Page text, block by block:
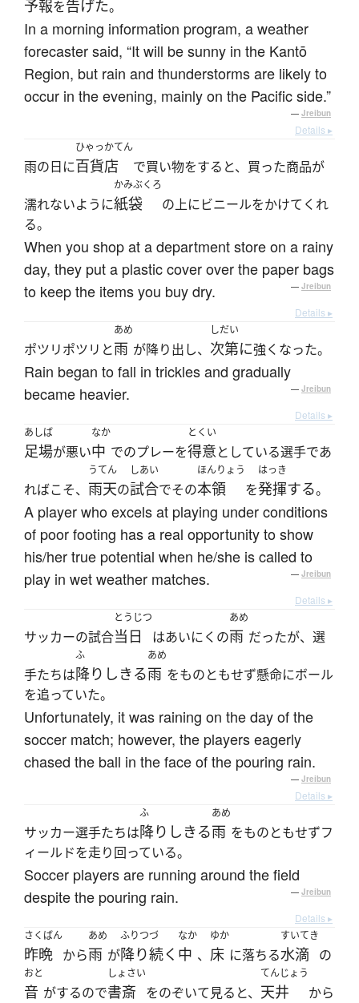
予報を告げた。
In a morning information program, a weather
forecaster said, “It will be sunny in the Kantō
Region, but rain and thunderstorms are likely to
occur in the evening, mainly on the Pacific side.”
— Jreibun
Details ▸
雨の日に
ひゃっかてん
百貨店 で買い物をすると、買った商品が
濡れないように
かみぶくろ
紙袋
の上にビニールをかけてくれ
る。
When you shop at a department store on a rainy
day, they put a plastic cover over the paper bags
to keep the items you buy dry.
— Jreibun
Details ▸
ポツリポツリと
あめ
雨 が降り出し、
しだい
次第に強くなった。
Rain began to fall in trickles and gradually
became heavier.
— Jreibun
Details ▸
あしば
足場が悪い
なか
中 でのプレーを
とくい
得意としている選手であ
ればこそ、
うてん
雨天の
しあい
試合でその
ほんりょう
本領 を
はっき
発揮する。
A player who excels at playing under conditions
of poor footing has a real opportunity to show
his/her true potential when he/she is called to
play in wet weather matches.
— Jreibun
Details ▸
サッカーの試合
とうじつ
当日 はあいにくの
あめ
雨 だったが、選
手たちは
ふ
降りしきる
あめ
雨 をものともせず懸命にボール
を追っていた。
Unfortunately, it was raining on the day of the
soccer match; however, the players eagerly
chased the ball in the face of the pouring rain.
— Jreibun
Details ▸
サッカー選手たちは
ふ
降りしきる
あめ
雨 をものともせずフ
ィールドを走り回っている。
Soccer players are running around the field
despite the pouring rain.
— Jreibun
Details ▸
さくばん
昨晩 から
あめ
雨 が
ふりつづ
降り続く
なか
中 、
ゆか
床 に落ちる
すいてき
水滴 の
おと
音 がするので
しょさい
書斎 をのぞいて見ると、
てんじょう
天井 から